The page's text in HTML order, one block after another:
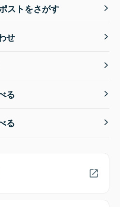
ストをさがす
せ
る
る